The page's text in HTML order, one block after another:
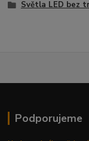
Světla LED bez
Podporujeme